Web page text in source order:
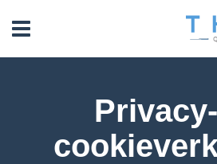
header_open_menu